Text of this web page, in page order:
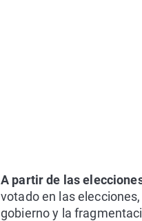
A partir de las
votado en las
gobierno y la